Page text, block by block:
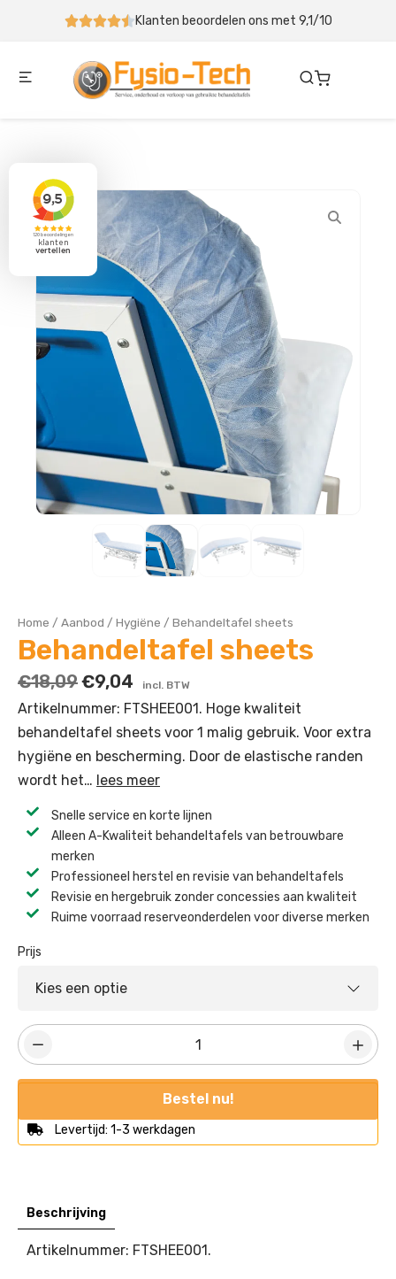
Behandeltafel binnen 5-10 werkdagen geleverd
Home / Aanbod / Hygiëne / Behandeltafel sheets
Behandeltafel sheets
€18,09€9,04 incl. BTW
Artikelnummer: FTSHEE001. Hoge kwaliteit
behandeltafel sheets voor 1 malig gebruik. Voor extra
hygiëne en bescherming. Door de elastische randen
wordt het… lees meer
Snelle service en korte lijnen
Alleen A-Kwaliteit behandeltafels van betrouwbare
merken
Professioneel herstel en revisie van behandeltafels ​
Revisie en hergebruik zonder concessies aan kwaliteit ​
Ruime voorraad reserveonderdelen voor diverse merken ​
Prijs
Bestel nu!
Levertijd: 1-3 werkdagen
Beschrijving
Artikelnummer: FTSHEE001.